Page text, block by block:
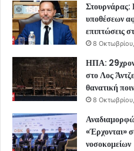
Στουρνάρας:
υποθέσεων
επιπτώσεις
8
ΗΠΑ:
στο Λος
θανατική
8
«Έρχονται»
νοσοκομείων